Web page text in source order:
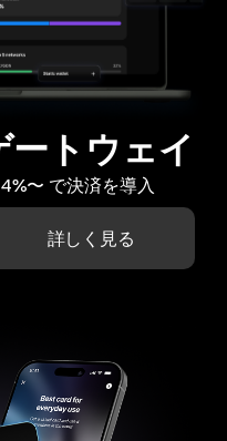
ートウェイ
〜 で決済を導入
詳しく見る